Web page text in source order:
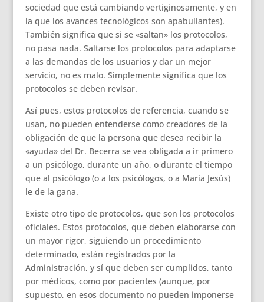
sociedad que está cambiando vertiginosamente, y en
la que los avances tecnológicos son apabullantes).
También significa que si se «saltan» los protocolos,
no pasa nada. Saltarse los protocolos para adaptarse
a las demandas de los usuarios y dar un mejor
servicio, no es malo. Simplemente significa que los
protocolos se deben revisar.
Así pues, estos protocolos de referencia, cuando se
usan, no pueden entenderse como creadores de la
obligación de que la persona que desea recibir la
«ayuda» del Dr. Becerra se vea obligada a ir primero
a un psicólogo, durante un año, o durante el tiempo
que al psicólogo (o a los psicólogos, o a María Jesús)
le de la gana.
Existe otro tipo de protocolos, que son los protocolos
oficiales. Estos protocolos, que deben elaborarse con
un mayor rigor, siguiendo un procedimiento
determinado, están registrados por la
Administración, y sí que deben ser cumplidos, tanto
por médicos, como por pacientes (aunque, por
supuesto, en esos documento no pueden imponerse